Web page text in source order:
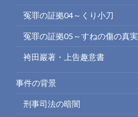
冤罪の証拠04～くり小刀
冤罪の証拠05～すねの傷の真実
袴田巖著・上告趣意書
事件の背景
刑事司法の暗闇